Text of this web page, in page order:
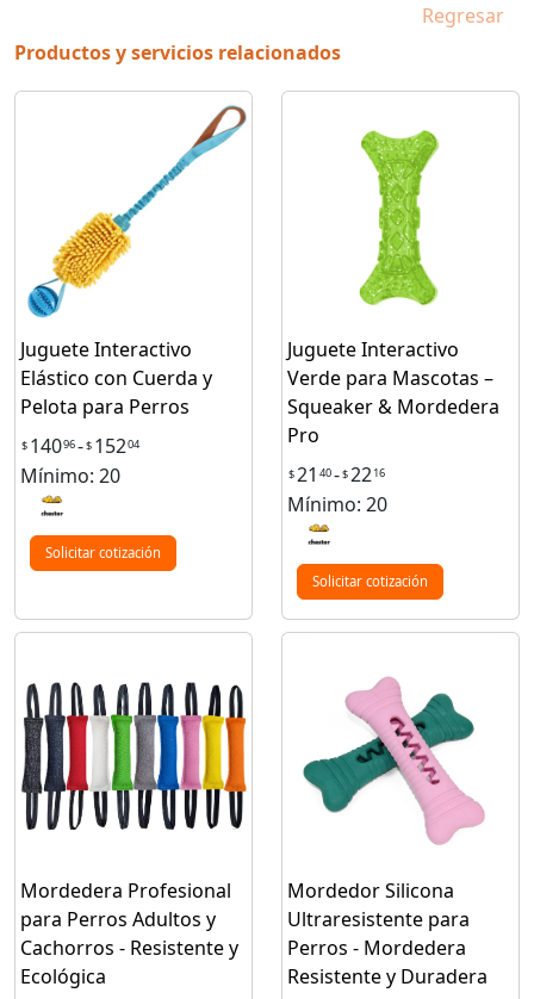
Regresar
Productos y servicios relacionados
Juguete Interactivo
Elástico con Cuerda y
Pelota para Perros
$ 14096-$ 15204
Mínimo: 20
Solicitar cotización
Juguete Interactivo
Verde para Mascotas –
Squeaker & Mordedera
Pro
$21 40-$2216
Mínimo: 20
Solicitar cotización
Mordedera Profesional
para Perros Adultos y
Cachorros - Resistente y
Ecológica
Mordedor Silicona
Ultraresistente para
Perros - Mordedera
Resistente y Duradera